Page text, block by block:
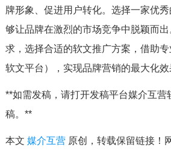
牌形象、促进用户转化。选择一家优
够让品牌在激烈的市场竞争中脱颖而
求，选择合适的软文推广方案，借助
软文平台），实现品牌营销的最大化效
**如需发稿，请打开发稿平台媒介互营
稿。**
本文 媒介互营原创，转载保留链接！